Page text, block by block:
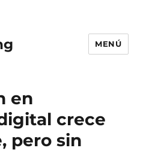
MENÚ
en
crece
pero sin